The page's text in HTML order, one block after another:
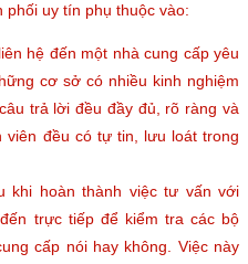
uy tín phụ thuộc vào:
hệ đến một nhà cung cấp yêu
cơ sở có nhiều kinh nghiệm
trả lời đều đầy đủ, rõ ràng và
viên đều có tự tin, lưu loát trong
khi hoàn thành việc tư vấn với
trực tiếp để kiểm tra các bộ
cấp nói hay không. Việc này